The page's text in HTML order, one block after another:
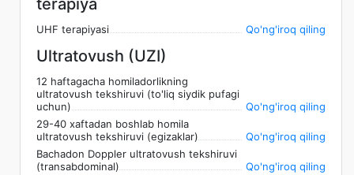
UHF terapiyasi Qo'ng'iroq qiling
Ultratovush (UZI)
12 haftagacha homiladorlikning
ultratovush tekshiruvi (to'liq siydik pufagi
uchun)
Qo'ng'iroq qiling
29-40 xaftadan boshlab homila
ultratovush tekshiruvi (egizaklar)
Qo'ng'iroq qiling
Bachadon Doppler ultratovush tekshiruvi
(transabdominal)
Qo'ng'iroq qiling